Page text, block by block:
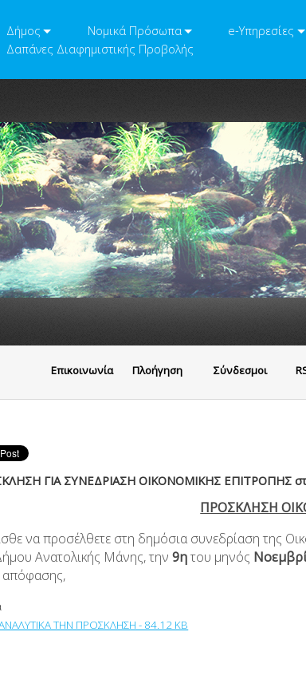
Δήμος Νομικά Πρόσωπα e-Υπηρεσίες
Δαπάνες Διαφημιστικής Προβολής
Eπικοινωνία Πλοήγηση Σύνδεσμοι
ΓΙΑ ΣΥΝΕΔΡΙΑΣΗ ΟΙΚΟΝΟΜΙΚΗΣ ΕΠΙΤΡΟΠΗΣ
ΠΡΟΣΚΛΗΣΗ
να προσέλθετε στη δημόσια συνεδρίαση της
Ανατολικής Μάνης, την9ητου μηνός
ΑΝΑΛΥΤΙΚΑ ΤΗΝ ΠΡΟΣΚΛΗΣΗ - 84.12 KB